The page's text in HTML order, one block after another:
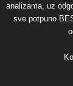
analizama, uz
sve potpuno